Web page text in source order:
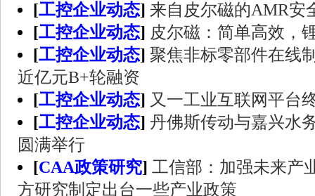
[工控企业动态] 来自皮尔磁的AMR安
[工控企业动态] 皮尔磁：简单高效，
[工控企业动态] 聚焦非标零部件在线
近亿元B+轮融资
[工控企业动态] 又一工业互联网平台
[工控企业动态] 丹佛斯传动与嘉兴水
圆满举行
[CAA政策研究] 工信部：加强未来产
方研究制定出台一些产业政策